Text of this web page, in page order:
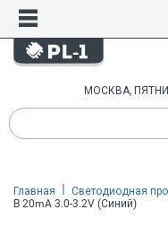
МОСКВА,
Главная Светодиодная
B 20mA 3.0-3.2V (Синий)